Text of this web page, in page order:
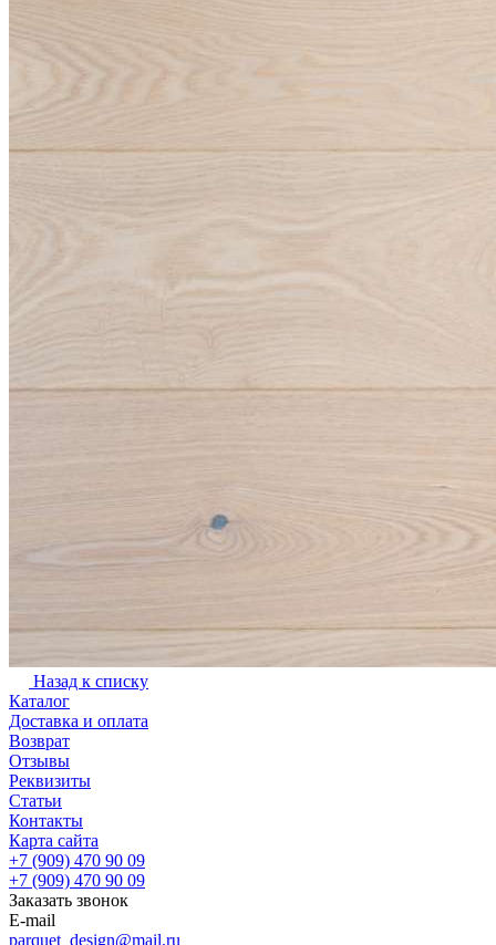
Назад к списку
Каталог
Доставка и оплата
Возврат
Отзывы
Реквизиты
Статьи
Контакты
Карта сайта
+7 (909) 470 90 09
+7 (909) 470 90 09
Заказать звонок
E-mail
parquet_design@mail.ru